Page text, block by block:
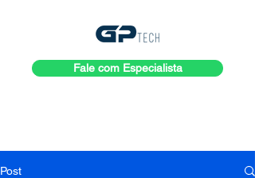
Fale com Especialista
Post